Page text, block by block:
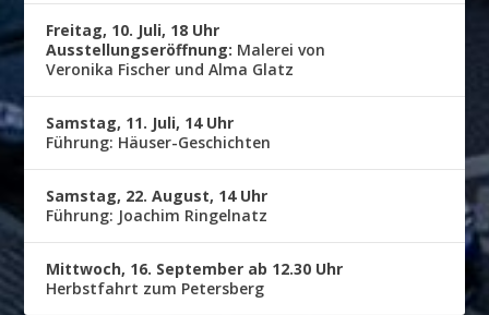
Freitag, 10. Juli, 18 Uhr
Ausstellungseröffnung: Malerei von
Veronika Fischer und Alma Glatz
Samstag, 11. Juli, 14 Uhr
Führung: Häuser-Geschichten
Samstag, 22. August, 14 Uhr
Führung: Joachim Ringelnatz
Mittwoch, 16. September ab 12.30 Uhr
Herbstfahrt zum Petersberg